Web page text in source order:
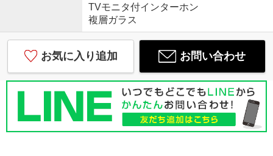
TVモニタ付インターホン
複層ガラス
お気に入り追加 お問い合わせ